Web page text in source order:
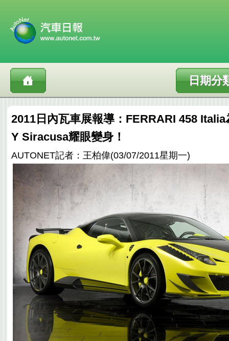
日期分
2011日內瓦車展報導：FERRARI 458
Y Siracusa耀眼變身！
AUTONET記者：王柏偉(03/07/2011星期一)